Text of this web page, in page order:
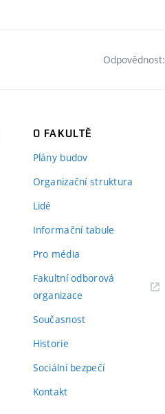
Odpovědnost:
O FAKULTĚ
Plány budov
Organizační struktura
Lidé
Informační tabule
Pro média
Fakultní odborová
organizace
Současnost
Historie
Sociální bezpečí
Kontakt